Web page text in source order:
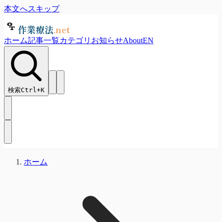
本文へスキップ
作業療法.net
ホーム記事一覧カテゴリ お知らせAboutEN
検索Ctrl+K
ホーム